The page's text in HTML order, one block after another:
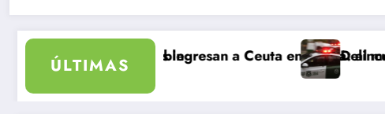
ÚLTIMAS
ingresan a Ceuta en un día: al menos 34 muertos
Delincuentes matan a